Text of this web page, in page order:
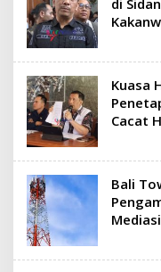
Kuasa
Cacat
Bali